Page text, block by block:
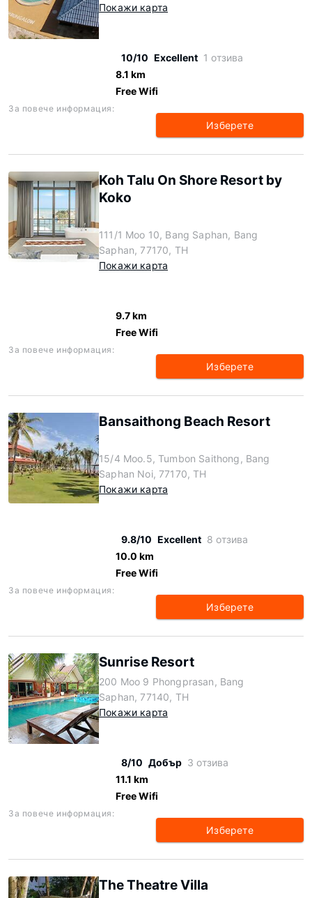
Покажи карта
10/10 Excellent 1 отзива
8.1 km
Free Wifi
За повече информация:
Изберете
Koh Talu On Shore Resort by
Koko
111/1 Moo 10, Bang Saphan, Bang
Saphan, 77170, TH
Покажи карта
9.7 km
Free Wifi
За повече информация:
Изберете
Bansaithong Beach Resort
15/4 Moo.5, Tumbon Saithong, Bang
Saphan Noi, 77170, TH
Покажи карта
9.8/10 Excellent 8 отзива
10.0 km
Free Wifi
За повече информация:
Изберете
Sunrise Resort
200 Moo 9 Phongprasan, Bang
Saphan, 77140, TH
Покажи карта
8/10 Добър 3 отзива
11.1 km
Free Wifi
За повече информация:
Изберете
The Theatre Villa